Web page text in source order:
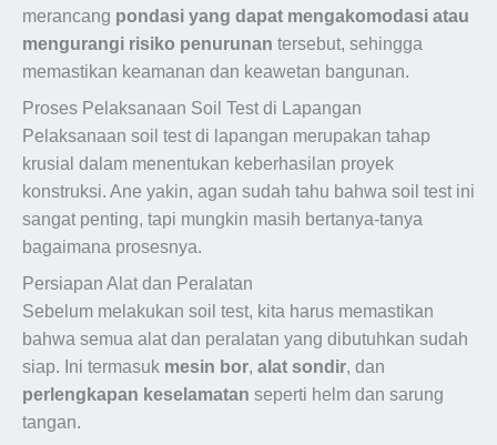
merancang pondasi yang dapat mengakomodasi atau
mengurangi risiko penurunan tersebut, sehingga
memastikan keamanan dan keawetan bangunan.
Proses Pelaksanaan Soil Test di Lapangan
Pelaksanaan soil test di lapangan merupakan tahap
krusial dalam menentukan keberhasilan proyek
konstruksi. Ane yakin, agan sudah tahu bahwa soil test ini
sangat penting, tapi mungkin masih bertanya-tanya
bagaimana prosesnya.
Persiapan Alat dan Peralatan
Sebelum melakukan soil test, kita harus memastikan
bahwa semua alat dan peralatan yang dibutuhkan sudah
siap. Ini termasuk mesin bor, alat sondir, dan
perlengkapan keselamatan seperti helm dan sarung
tangan.